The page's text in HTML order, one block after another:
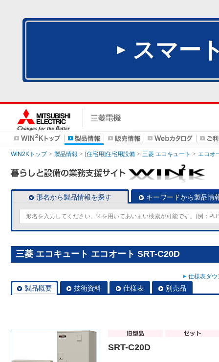
スマー
WIN2Kトップ 製品情報 [住宅用]住宅用設備 三菱 エコキュート エコオ
形名から製品情報を探す キーワードから製品情
三菱 エコキュート エコオート SRT-C20D
仕様表ダ
製品概要 技術資料 仕様表 別売品
SRT-C20D